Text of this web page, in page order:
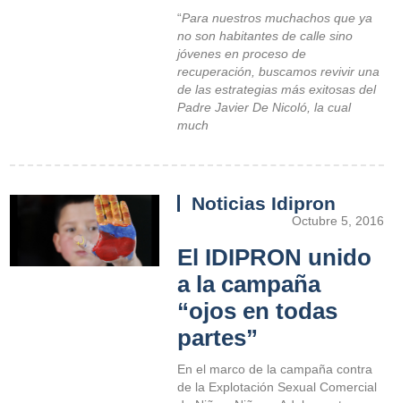
“Para nuestros muchachos que ya
no son habitantes de calle sino
jóvenes en proceso de
recuperación, buscamos revivir una
de las estrategias más exitosas del
Padre Javier De Nicoló, la cual
much
Noticias Idipron
Octubre 5, 2016
El IDIPRON unido
a la campaña
“ojos en todas
partes”
En el marco de la campaña contra
de la Explotación Sexual Comercial